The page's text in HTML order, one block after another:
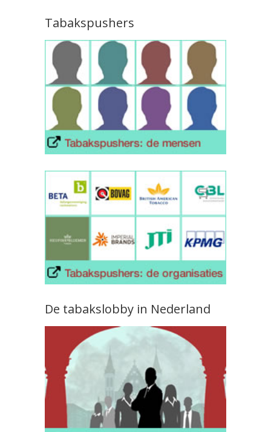
Tabakspushers
De tabakslobby in Nederland